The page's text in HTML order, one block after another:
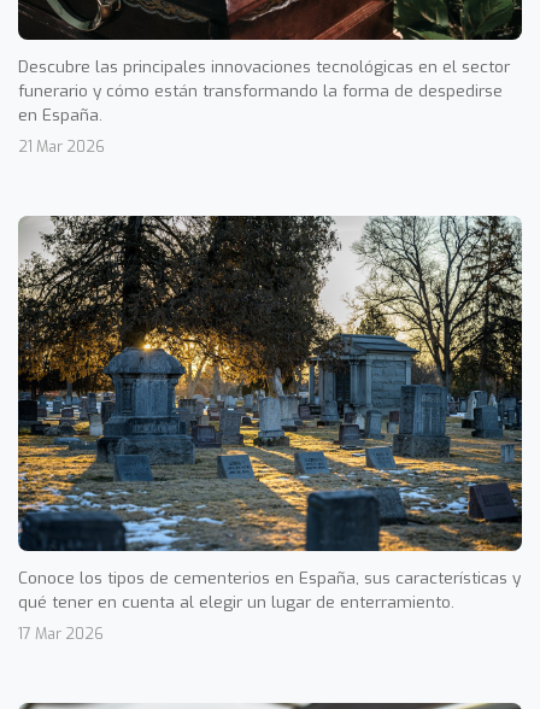
Descubre las principales innovaciones tecnológicas en el sector
funerario y cómo están transformando la forma de despedirse
en España.
21 Mar 2026
Conoce los tipos de cementerios en España, sus características y
qué tener en cuenta al elegir un lugar de enterramiento.
17 Mar 2026